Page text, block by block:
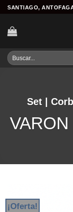
Skip
content
SANTIAGO,
Buscar
por:
Set |
VARON
¡Oferta!